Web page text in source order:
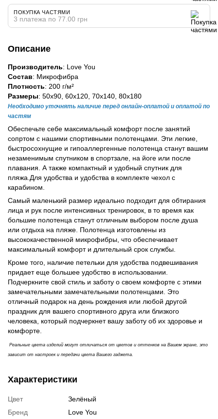
ПОКУПКА ЧАСТЯМИ
3 платежа по 77.00 грн
Описание
Производитель: Love You
Состав: Микрофибра
Плотность: 200 г/м²
Размеры: 50х90, 60х120, 70х140, 80х180
Необходимо уточнять наличие перед онлайн-оплатой и оплатой по
частям
Обеспечьте себе максимальный комфорт после занятий
сопртом с нашими спортивными полотенцами. Эти легкие,
быстросохнущие и гипоаллергенные полотенца станут вашим
незаменимым спутником в спортзале, на йоге или после
плавания. А также компактный и удобный спутник для
пляжа.Для удобства и удобства в комплекте чехол с
карабином.
Самый маленький размер идеально подходит для обтирания
лица и рук после интенсивных тренировок, в то время как
большие полотенца станут отличным выбором после душа
или отдыха на пляже. Полотенца изготовлены из
высококачественной микрофибры, что обеспечивает
максимальный комфорт и длительный срок службы.
Кроме того, наличие петельки для удобства подвешивания
придает еще большее удобство в использовании.
Подчеркните свой стиль и заботу о своем комфорте с этими
замечательными замечательными полотенцами. Это
отличный подарок на день рождения или любой другой
праздник для вашего спортивного друга или близкого
человека, который подчеркнет вашу заботу об их здоровье и
комфорте.
Реальные цвета изделий могут отличаться от цветов и оттенков на Вашем экране, это
зависит от настроек и передачи цвета Вашего гаджета.
Характеристики
Цвет
Зелёный
Бренд
Love You